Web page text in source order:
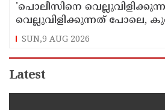
'പൊലീസിനെ
വെല്ലുവിളിക്കുന്നത് പോലെ,
അനുസരിച്ച് ശിക്ഷ
SUN,9 AUG 2026
Latest